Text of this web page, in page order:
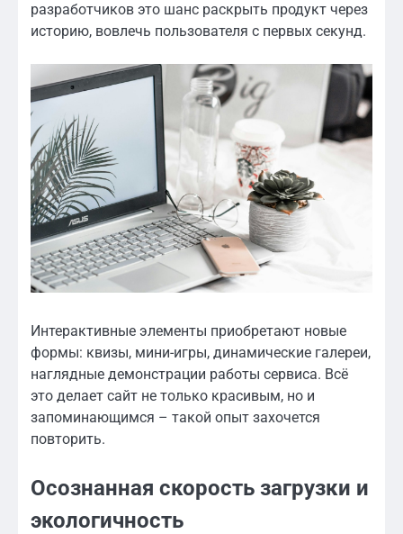
разработчиков это шанс раскрыть продукт через
историю, вовлечь пользователя с первых секунд.
Интерактивные элементы приобретают новые
формы: квизы, мини-игры, динамические галереи,
наглядные демонстрации работы сервиса. Всё
это делает сайт не только красивым, но и
запоминающимся – такой опыт захочется
повторить.
Осознанная скорость загрузки и
экологичность